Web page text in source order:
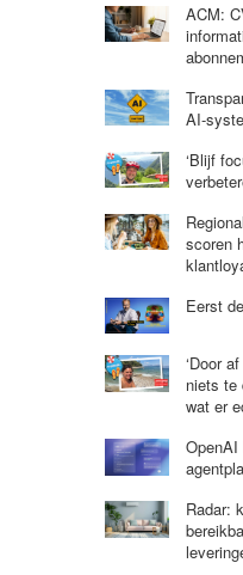
ACM:
AI-
‘Blijf
scoren
Eerst
‘Door
niets te
wat er
OpenAI
Radar: